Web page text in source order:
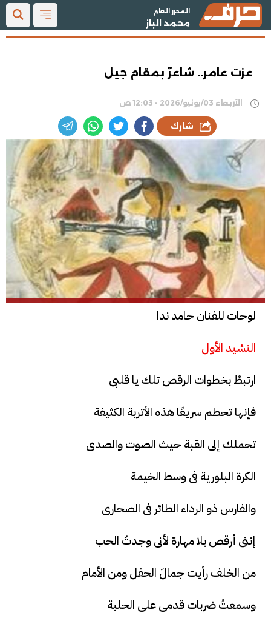
المحرر العام
محمد الباز
عزت عامر.. شاعرٌ بمقام جيل
الأربعاء 03/يونيو/2026 - 12:03 ص
شارك
لوحات للفنان حامد ندا
النشيد الأول
ارتبطْ بخطوات الرقص تلك يا قلبى
فإنها تحطم سريعًا هذه الأتربة الكثيفة
تحملك إلى القبة حيث الصوت والصدى
الكرة البلورية فى وسط الخيمة
والفارس ذو الرداء الطائر فى الصحارى
إننى أرقص بلا مهارة لأنى وجدتُ الحب
من الخلف رأيت جمالَ الحفل ومن الأمام
وسمعتُ ضربات قدمى على الحلبة